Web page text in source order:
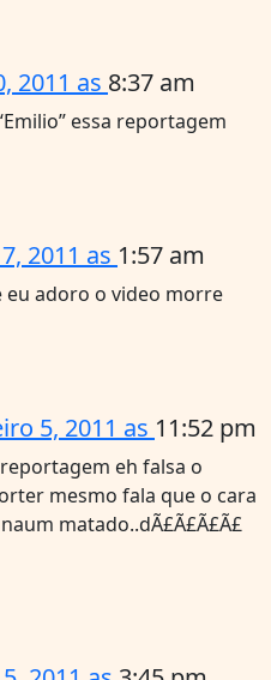
2011 as 8:37 am
essa reportagem
2011 as 1:57 am
eu adoro o video morre
5, 2011 as 11:52 pm
eh falsa o
mesmo fala que o cara
matado..dÃ£Ã£Ã£Ã£